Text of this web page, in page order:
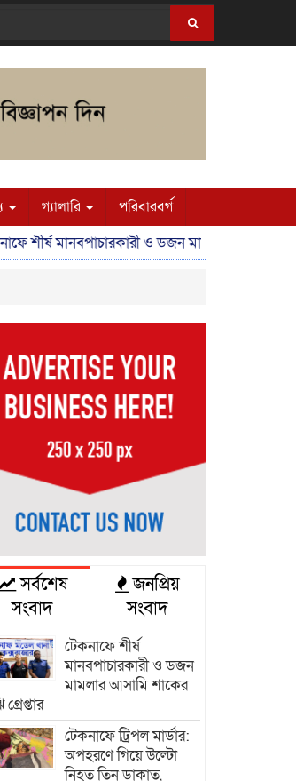
গ্যালারি পরিবারবর্গ
মানবপাচারকারী ও ডজন মামলার আসামি শাকের
সর্বশেষ
সংবাদ
জনপ্রিয়
সংবাদ
টেকনাফে শীর্ষ
মানবপাচারকারী ও ডজন
মামলার আসামি শাকের
গ্রেপ্তার
টেকনাফে ট্রিপল মার্ডার:
অপহরণে গিয়ে উল্টো
নিহত তিন ডাকাত,